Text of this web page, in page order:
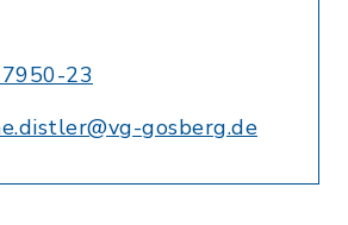
23
gosberg.de